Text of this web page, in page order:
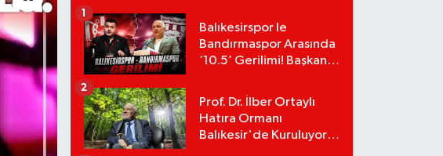
Balıkesirspor le
Bandırmaspor Arasında
‘10.5’ Gerilimi! Başkan
Murat Karakoyun'a Sert
Tepki!
1
Prof. Dr. İlber Ortaylı
Hatıra Ormanı
Balıkesir'de Kuruluyor!
2